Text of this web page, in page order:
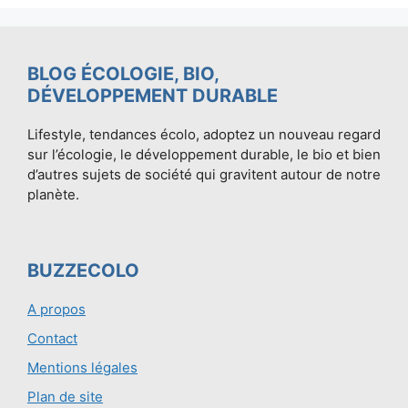
BLOG ÉCOLOGIE, BIO,
DÉVELOPPEMENT DURABLE
Lifestyle, tendances écolo, adoptez un nouveau regard
sur l’écologie, le développement durable, le bio et bien
d’autres sujets de société qui gravitent autour de notre
planète.
BUZZECOLO
A propos
Contact
Mentions légales
Plan de site